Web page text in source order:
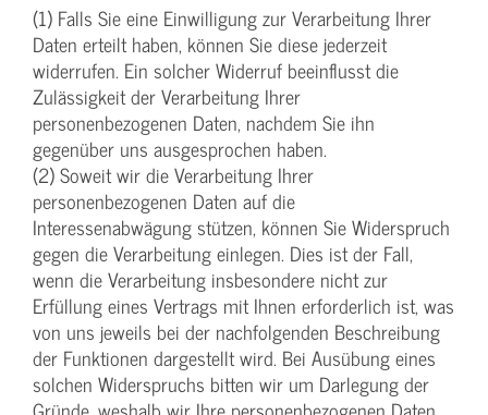
(1) Falls Sie eine Einwilligung zur Verarbeitung Ihrer
Daten erteilt haben, können Sie diese jederzeit
widerrufen. Ein solcher Widerruf beeinflusst die
Zulässigkeit der Verarbeitung Ihrer
personenbezogenen Daten, nachdem Sie ihn
gegenüber uns ausgesprochen haben.
(2) Soweit wir die Verarbeitung Ihrer
personenbezogenen Daten auf die
Interessenabwägung stützen, können Sie Widerspruch
gegen die Verarbeitung einlegen. Dies ist der Fall,
wenn die Verarbeitung insbesondere nicht zur
Erfüllung eines Vertrags mit Ihnen erforderlich ist, was
von uns jeweils bei der nachfolgenden Beschreibung
der Funktionen dargestellt wird. Bei Ausübung eines
solchen Widerspruchs bitten wir um Darlegung der